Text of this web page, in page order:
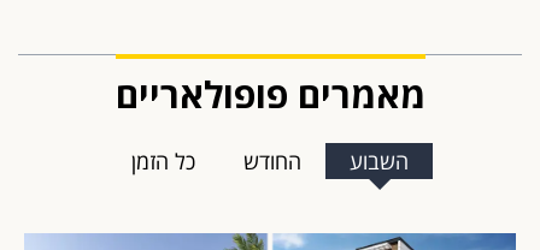
מאמרים פופולאריים
השבוע החודש כל הזמן